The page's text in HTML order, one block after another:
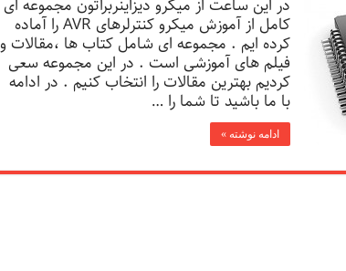
در این ساعت از میکرو دیزاینربراتون مجموعه ای
کامل از آموزش میکرو کنترلرهای AVR را آماده
کرده ایم . مجموعه ای شامل کتاب ها ،مقالات و
فیلم های آموزشی است . در این مجموعه سعی
کردیم بهترین مقالات را انتخاب کنیم . در ادامه
با ما باشید تا شما را …
ادامه نوشته »